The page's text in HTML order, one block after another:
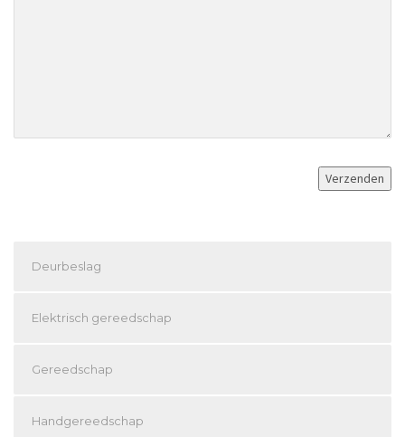
Deurbeslag
Elektrisch gereedschap
Gereedschap
Handgereedschap